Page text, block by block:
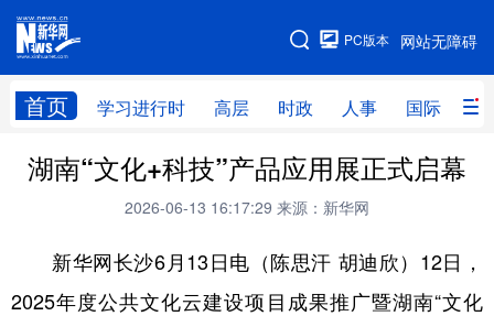
网站无障碍
PC版本
首页 学习进行时 高层 时政 人事 国际 财
网站地图
学习进行时 高层 时政 人事
财经 网评
台湾 思客智库 全球连线 教育
科技 科创 量子 体育
湖南“文化+科技”产品应用展正式启幕
2026-06-13 16:17:29 来源：新华网
新华网长沙6月13日电（陈思汗 胡迪欣）12日，
2025年度公共文化云建设项目成果推广暨湖南“文化